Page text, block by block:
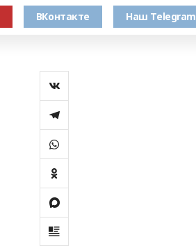
ВКонтакте Наш Telegram